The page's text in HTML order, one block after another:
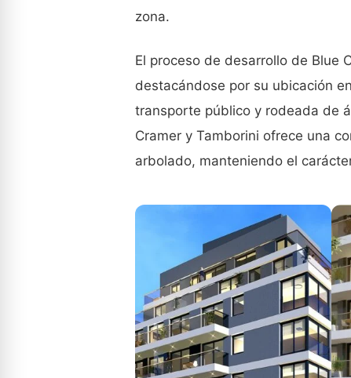
zona.
El proceso de desarrollo de Blue
destacándose por su ubicación
transporte público y rodeada de
Cramer y Tamborini ofrece una
arbolado, manteniendo el